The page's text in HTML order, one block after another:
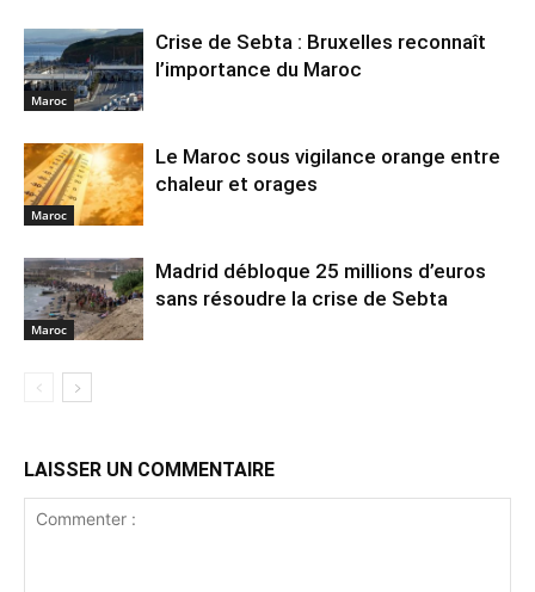
Maroc
Crise de Sebta : Bruxelles reconnaît
l’importance du Maroc
Maroc
Le Maroc sous vigilance orange entre
chaleur et orages
Maroc
Madrid débloque 25 millions d’euros
sans résoudre la crise de Sebta
LAISSER UN COMMENTAIRE